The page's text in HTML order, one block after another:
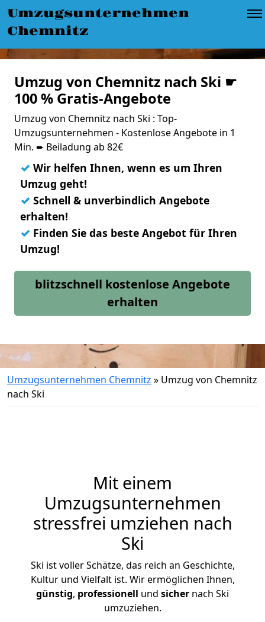
Umzugsunternehmen
Chemnitz
Umzug von Chemnitz nach Ski ☛
100 % Gratis-Angebote
Umzug von Chemnitz nach Ski : Top-
Umzugsunternehmen - Kostenlose Angebote in 1
Min. ➨ Beiladung ab 82€
✓ Wir helfen Ihnen, wenn es um Ihren
Umzug geht!
✓ Schnell & unverbindlich Angebote
erhalten!
✓ Finden Sie das beste Angebot für Ihren
Umzug!
blitzschnell kostenlose Angebote
erhalten
Umzugsunternehmen Chemnitz » Umzug von Chemnitz
nach Ski
Mit einem
Umzugsunternehmen
stressfrei umziehen nach
Ski
Ski ist voller Schätze, das reich an Geschichte,
Kultur und Vielfalt ist. Wir ermöglichen Ihnen,
günstig, professionell und sicher nach Ski
umzuziehen.